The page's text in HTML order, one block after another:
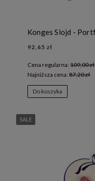
Konges Slojd -
92,65 zł
Cena regularna: 109,00 zł
Najniższa cena: 87,20 zł
Do koszyka
SALE